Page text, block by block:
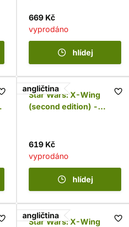
669 Kč
vyprodáno
hlídej
angličtina
Star Wars: X-Wing
(second edition) -
619 Kč
vyprodáno
hlídej
angličtina
Star Wars: X-Wing